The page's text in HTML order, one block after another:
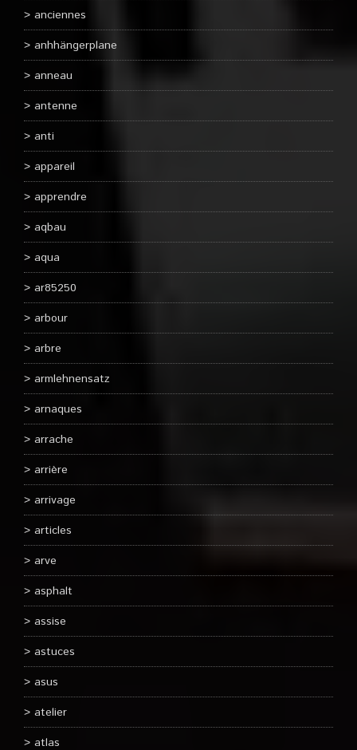
anciennes
anhhängerplane
anneau
antenne
anti
appareil
apprendre
aqbau
aqua
ar85250
arbour
arbre
armlehnensatz
arnaques
arrache
arrière
arrivage
articles
arve
asphalt
assise
astuces
asus
atelier
atlas